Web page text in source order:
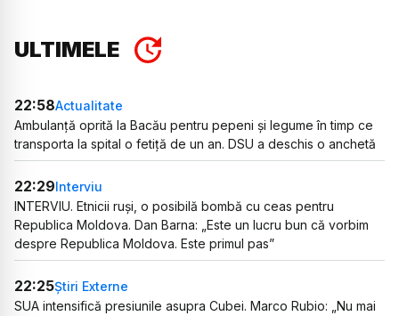
ULTIMELE
22:58Actualitate
Ambulanță oprită la Bacău pentru pepeni și legume în timp ce
transporta la spital o fetiță de un an. DSU a deschis o anchetă
22:29Interviu
INTERVIU. Etnicii ruși, o posibilă bombă cu ceas pentru
Republica Moldova. Dan Barna: „Este un lucru bun că vorbim
despre Republica Moldova. Este primul pas”
22:25Știri Externe
SUA intensifică presiunile asupra Cubei. Marco Rubio: „Nu mai